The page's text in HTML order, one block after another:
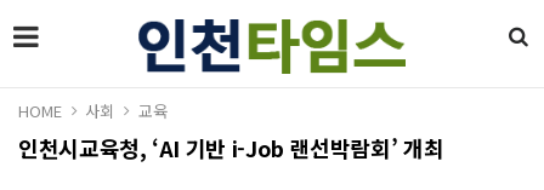
HOME 사회 교육
인천시교육청, ‘AI 기반 i-Job 랜선박람회’ 개최